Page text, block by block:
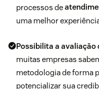
processos de
uma melhor
Possibilita a avaliação
muitas empresas
metodologia de forma
potencializar sua